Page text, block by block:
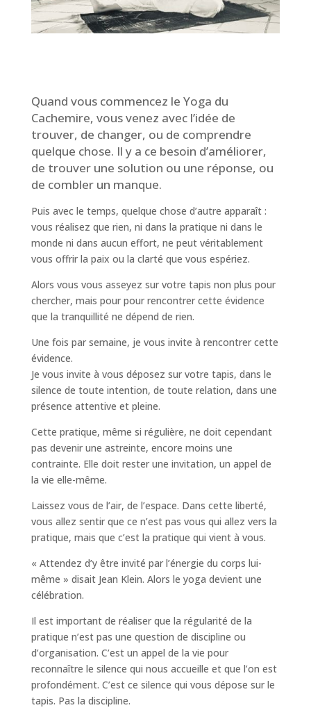
Quand vous commencez le Yoga du
Cachemire, vous venez avec l’idée de
trouver, de changer, ou de comprendre
quelque chose. Il y a ce besoin d’améliorer,
de trouver une solution ou une réponse, ou
de combler un manque.
Puis avec le temps, quelque chose d’autre apparaît :
vous réalisez que rien, ni dans la pratique ni dans le
monde ni dans aucun effort, ne peut véritablement
vous offrir la paix ou la clarté que vous espériez.
Alors vous vous asseyez sur votre tapis non plus pour
chercher, mais pour pour rencontrer cette évidence
que la tranquillité ne dépend de rien.
Une fois par semaine, je vous invite à rencontrer cette
évidence.
Je vous invite à vous déposez sur votre tapis, dans le
silence de toute intention, de toute relation, dans une
présence attentive et pleine.
Cette pratique, même si régulière, ne doit cependant
pas devenir une astreinte, encore moins une
contrainte. Elle doit rester une invitation, un appel de
la vie elle-même.
Laissez vous de l’air, de l’espace. Dans cette liberté,
vous allez sentir que ce n’est pas vous qui allez vers la
pratique, mais que c’est la pratique qui vient à vous.
« Attendez d’y être invité par l’énergie du corps lui-
même » disait Jean Klein. Alors le yoga devient une
célébration.
Il est important de réaliser que la régularité de la
pratique n’est pas une question de discipline ou
d’organisation. C’est un appel de la vie pour
reconnaître le silence qui nous accueille et que l’on est
profondément. C’est ce silence qui vous dépose sur le
tapis. Pas la discipline.